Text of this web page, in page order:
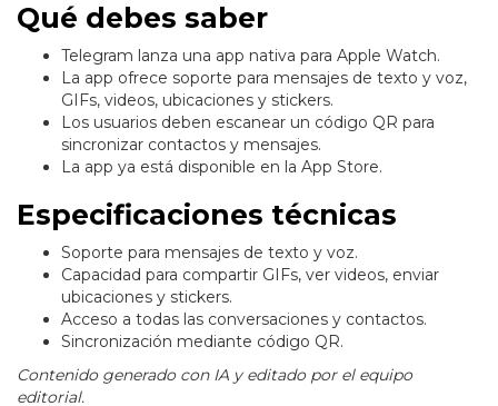
Qué debes saber
Telegram lanza una app nativa para Apple Watch.
La app ofrece soporte para mensajes de texto y voz,
GIFs, videos, ubicaciones y stickers.
Los usuarios deben escanear un código QR para
sincronizar contactos y mensajes.
La app ya está disponible en la App Store.
Especificaciones técnicas
Soporte para mensajes de texto y voz.
Capacidad para compartir GIFs, ver videos, enviar
ubicaciones y stickers.
Acceso a todas las conversaciones y contactos.
Sincronización mediante código QR.
Contenido generado con IA y editado por el equipo
editorial.